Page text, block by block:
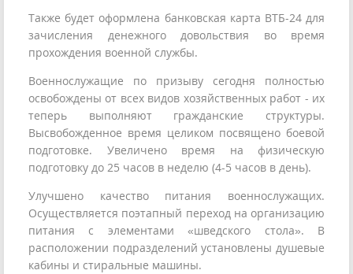
Также будет оформлена банковская карта ВТБ-24 для
зачисления денежного довольствия во время
прохождения военной службы.
Военнослужащие по призыву сегодня полностью
освобождены от всех видов хозяйственных работ - их
теперь выполняют гражданские структуры.
Высвобожденное время целиком посвящено боевой
подготовке. Увеличено время на физическую
подготовку до 25 часов в неделю (4-5 часов в день).
Улучшено качество питания военнослужащих.
Осуществляется поэтапный переход на организацию
питания с элементами «шведского стола». В
расположении подразделений установлены душевые
кабины и стиральные машины.